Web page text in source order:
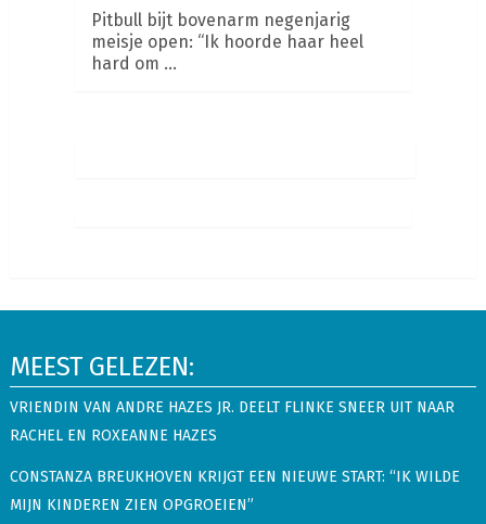
Pitbull bijt bovenarm negenjarig
meisje open: “Ik hoorde haar heel
hard om …
MEEST GELEZEN:
VRIENDIN VAN ANDRE HAZES JR. DEELT FLINKE SNEER UIT NAAR
RACHEL EN ROXEANNE HAZES
CONSTANZA BREUKHOVEN KRIJGT EEN NIEUWE START: “IK WILDE
MIJN KINDEREN ZIEN OPGROEIEN”